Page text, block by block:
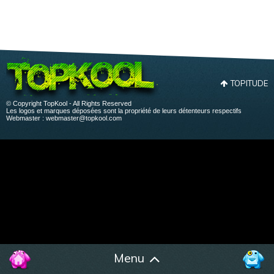
Menu
TOPITUDE
© Copyright TopKool - All Rights Reserved
Les logos et marques déposées sont la propriété de leurs détenteurs respectifs
Webmaster : webmaster@topkool.com